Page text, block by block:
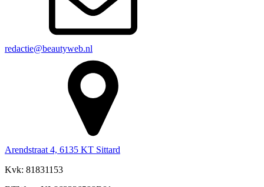
redactie@beautyweb.nl
Arendstraat 4, 6135 KT Sittard
Kvk: 81831153